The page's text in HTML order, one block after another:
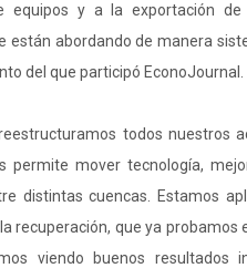
equipos y a la exportación
están abordando de manera
del que participó EconoJournal.
todos nuestros
permite mover tecnología,
distintas cuencas. Estamos
recuperación, que ya probamos
viendo buenos resultados